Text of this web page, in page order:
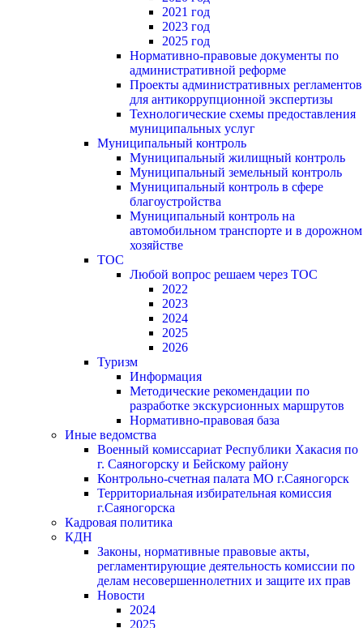
2021 год
2023 год
2025 год
Нормативно-правовые документы по
административной реформе
Проекты административных регламентов
для антикоррупционной экспертизы
Технологические схемы предоставления
муниципальных услуг
Муниципальный контроль
Муниципальный жилищный контроль
Муниципальный земельный контроль
Муниципальный контроль в сфере
благоустройства
Муниципальный контроль на
автомобильном транспорте и в дорожном
хозяйстве
ТОС
Любой вопрос решаем через ТОС
2022
2023
2024
2025
2026
Туризм
Информация
Методические рекомендации по
разработке экскурсионных маршрутов
Нормативно-правовая база
Иные ведомства
Военный комиссариат Республики Хакасия по
г. Саяногорску и Бейскому району
Контрольно-счетная палата МО г.Саяногорск
Территориальная избирательная комиссия
г.Саяногорска
Кадровая политика
КДН
Законы, нормативные правовые акты,
регламентирующие деятельность комиссии по
делам несовершеннолетних и защите их прав
Новости
2024
2025